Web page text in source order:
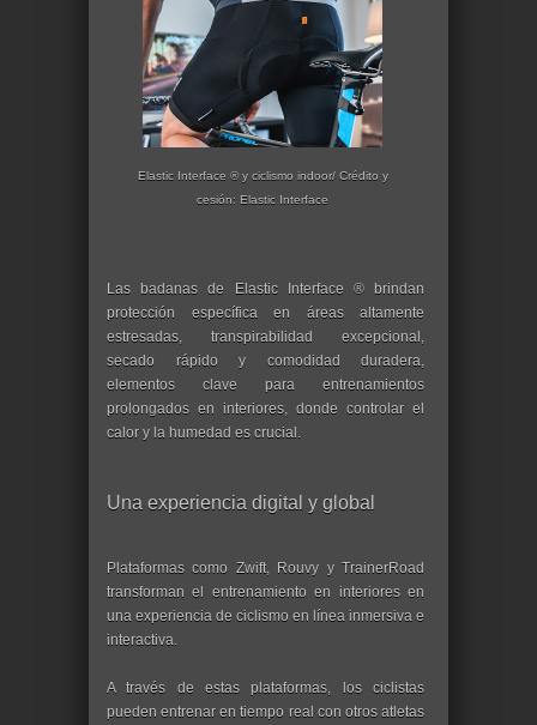
Elastic Interface ® y ciclismo indoor/ Crédito y
cesión: Elastic Interface
Las badanas de Elastic Interface ® brindan
protección específica en áreas altamente
estresadas, transpirabilidad excepcional,
secado rápido y comodidad duradera,
elementos clave para entrenamientos
prolongados en interiores, donde controlar el
calor y la humedad es crucial.
Una experiencia digital y global
Plataformas como Zwift, Rouvy y TrainerRoad
transforman el entrenamiento en interiores en
una experiencia de ciclismo en línea inmersiva e
interactiva.
A través de estas plataformas, los ciclistas
pueden entrenar en tiempo real con otros atletas